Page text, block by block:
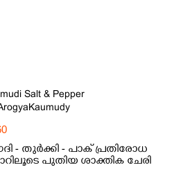
- തുർക്കി - പാക് പ്രതിരോധ
പുതിയ ശാക്തിക ചേരി